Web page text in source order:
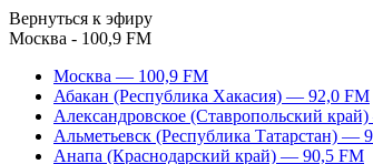
Вернуться к эфиру
Москва - 100,9 FM
Москва — 100,9 FM
Абакан (Республика Хакасия) — 92,0 FM
Александровское (Ставропольский
Альметьевск (Республика Татарстан) —
Анапа (Краснодарский край) — 90,5 FM